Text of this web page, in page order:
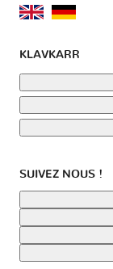
KLAVKARR
SUIVEZ NOUS !